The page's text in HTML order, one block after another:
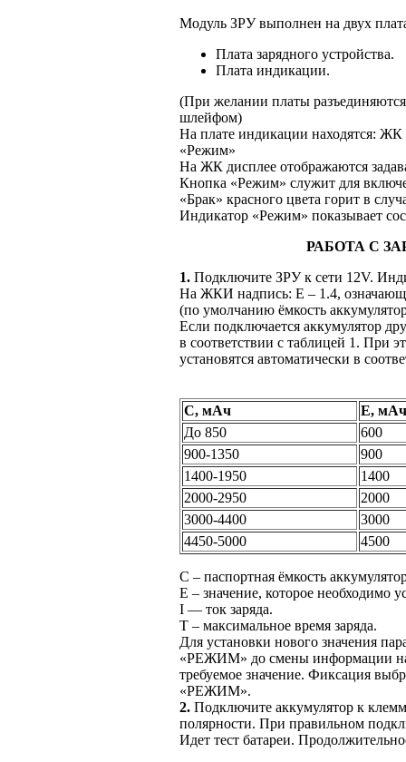
Модуль ЗРУ выполнен на двух
Плата зарядного устройства.
Плата индикации.
(При желании платы
шлейфом)
На плате индикации находятся:
«Режим»
На ЖК дисплее отображаются
Кнопка «Режим» служит для
«Брак» красного цвета горит в
Индикатор «Режим» показывает
РАБОТА С
1. Подключите ЗРУк сети 12V.
На ЖКИ надпись: Е – 1.4,
(по умолчанию ёмкость
Если подключается аккумулятор
в соответствии с таблицей 1. При
установятся автоматически в
С, мАч
Е, мАч
До 850
600
900-1350
900
1400-1950
1400
2000-2950
2000
3000-4400
3000
4450-5000
4500
С – паспортная ёмкость
Е – значение, которое необходимо
I — ток заряда.
Т – максимальное время заряда.
Для установки нового значения
«РЕЖИМ» до смены информации
требуемое значение. Фиксация
«РЕЖИМ».
2. Подключите аккумулятор к
полярности. При правильном
Идет тест батареи.